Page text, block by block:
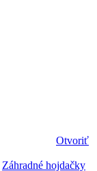
Otvoriť
Záhradné hojdačky